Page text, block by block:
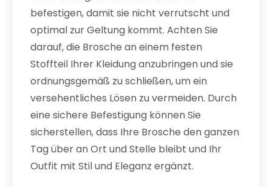
befestigen, damit sie nicht verrutscht und
optimal zur Geltung kommt. Achten Sie
darauf, die Brosche an einem festen
Stoffteil Ihrer Kleidung anzubringen und sie
ordnungsgemäß zu schließen, um ein
versehentliches Lösen zu vermeiden. Durch
eine sichere Befestigung können Sie
sicherstellen, dass Ihre Brosche den ganzen
Tag über an Ort und Stelle bleibt und Ihr
Outfit mit Stil und Eleganz ergänzt.